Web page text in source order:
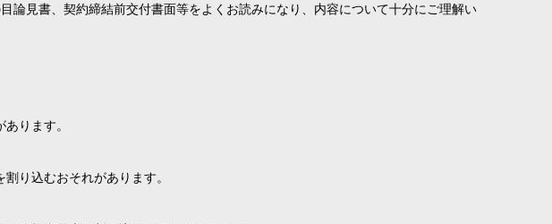
論見書、契約締結前交付書面等をよくお読みになり、内容について十分にご理解い
ります。
り込むおそれがあります。